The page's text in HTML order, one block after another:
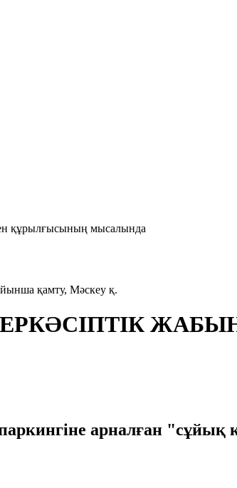
құрылғысының мысалында
қамту, Мәскеу қ.
арналған "сұйық